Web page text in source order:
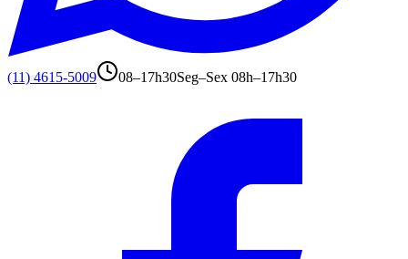
(11) 4615-5009 08–17h30Seg–Sex 08h–17h30